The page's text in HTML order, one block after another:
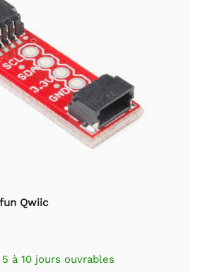
Qwiic
à 10 jours ouvrables